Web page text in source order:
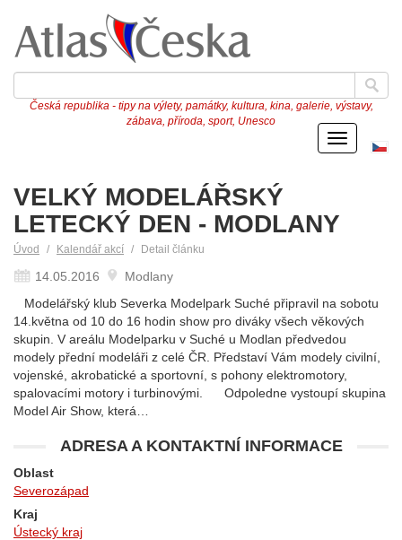
Česká republika - tipy na výlety, památky, kultura, kina, galerie, výstavy,
zábava, příroda, sport, Unesco
Menu
VELKÝ MODELÁŘSKÝ
LETECKÝ DEN - MODLANY
Úvod Kalendář akcí Detail článku
14.05.2016
Modlany
Modelářský klub Severka Modelpark Suché připravil na sobotu
14.května od 10 do 16 hodin show pro diváky všech věkových
skupin. V areálu Modelparku v Suché u Modlan předvedou
modely přední modeláři z celé ČR. Představí Vám modely civilní,
vojenské, akrobatické a sportovní, s pohony elektromotory,
spalovacími motory i turbinovými. Odpoledne vystoupí skupina
Model Air Show, která…
ADRESA A KONTAKTNÍ INFORMACE
Oblast
Severozápad
Kraj
Ústecký kraj